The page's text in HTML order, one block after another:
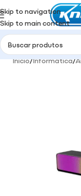
Skip to navigation
Skip to main content
Início/Informática/